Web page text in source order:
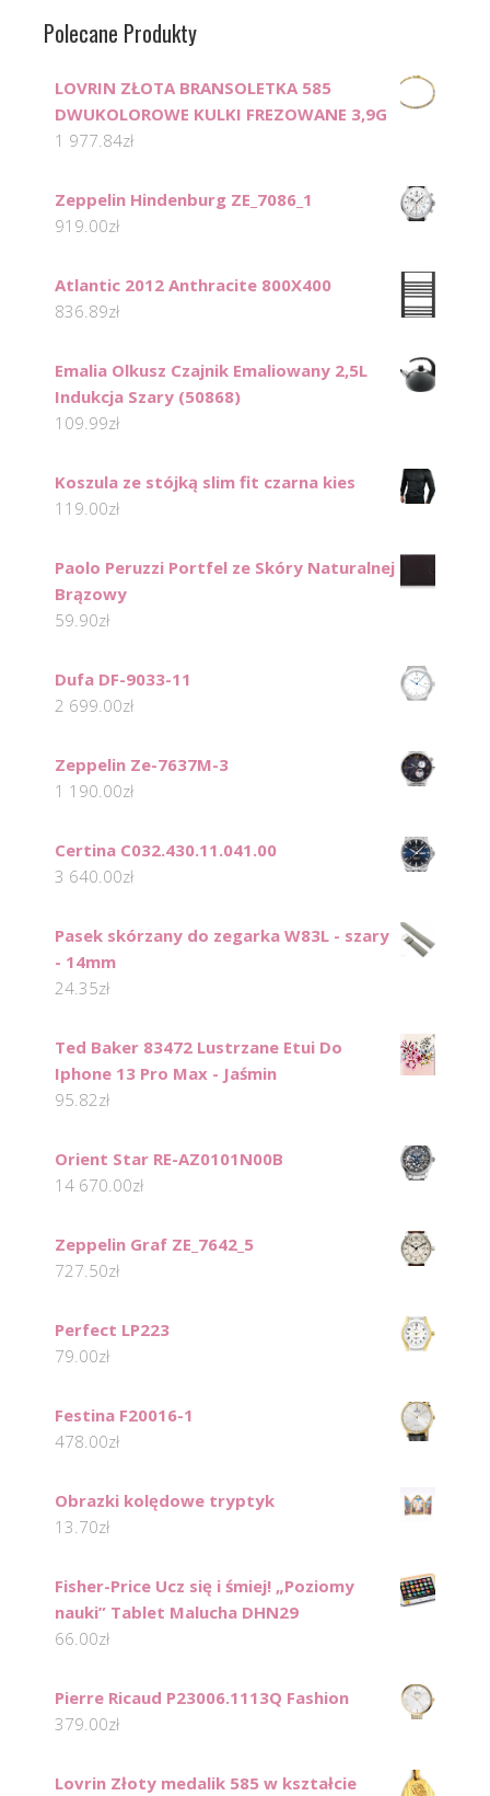
Polecane Produkty
LOVRIN ZŁOTA BRANSOLETKA 585
DWUKOLOROWE KULKI FREZOWANE 3,9G
1 977.84zł
Zeppelin Hindenburg ZE_7086_1
919.00zł
Atlantic 2012 Anthracite 800X400
836.89zł
Emalia Olkusz Czajnik Emaliowany 2,5L
Indukcja Szary (50868)
109.99zł
Koszula ze stójką slim fit czarna kies
119.00zł
Paolo Peruzzi Portfel ze Skóry Naturalnej
Brązowy
59.90zł
Dufa DF-9033-11
2 699.00zł
Zeppelin Ze-7637M-3
1 190.00zł
Certina C032.430.11.041.00
3 640.00zł
Pasek skórzany do zegarka W83L - szary
- 14mm
24.35zł
Ted Baker 83472 Lustrzane Etui Do
Iphone 13 Pro Max - Jaśmin
95.82zł
Orient Star RE-AZ0101N00B
14 670.00zł
Zeppelin Graf ZE_7642_5
727.50zł
Perfect LP223
79.00zł
Festina F20016-1
478.00zł
Obrazki kolędowe tryptyk
13.70zł
Fisher-Price Ucz się i śmiej! „Poziomy
nauki” Tablet Malucha DHN29
66.00zł
Pierre Ricaud P23006.1113Q Fashion
379.00zł
Lovrin Złoty medalik 585 w kształcie